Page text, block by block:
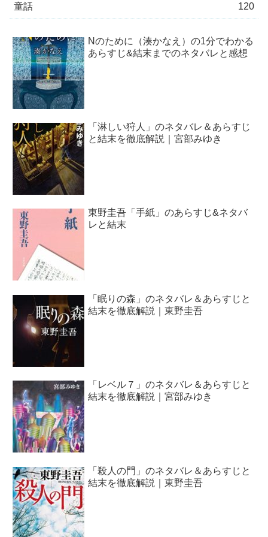
童話 120
Nのために（湊かなえ）の1分でわかる
あらすじ&結末までのネタバレと感想
「淋しい狩人」のネタバレ＆あらすじ
と結末を徹底解説｜宮部みゆき
東野圭吾「手紙」のあらすじ&ネタバ
レと結末
「眠りの森」のネタバレ＆あらすじと
結末を徹底解説｜東野圭吾
「レベル７」のネタバレ＆あらすじと
結末を徹底解説｜宮部みゆき
「殺人の門」のネタバレ＆あらすじと
結末を徹底解説｜東野圭吾